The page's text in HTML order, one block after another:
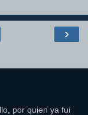
›
por quien ya fui